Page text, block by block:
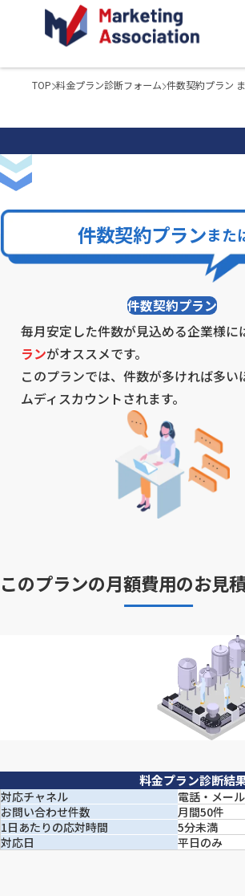
TOP 料金プラン診断フォーム 件数契約プラン
件数契約プランまた
件数契約プラン
毎月安定した件数が見込める企業様に
ランがオススメです。
このプランでは、件数が多ければ多い
ムディスカウントされます。
このプランの月額費用のお見
料金プラン診断結
対応チャネル
電話・メール
お問い合わせ件数
月間50件
1日あたりの応対時間
5分未満
対応日
平日のみ